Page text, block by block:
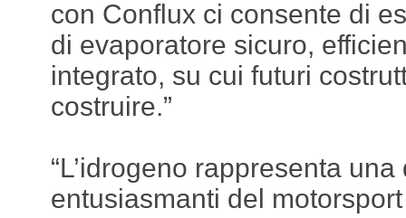
con Conflux ci consente di
di evaporatore sicuro,
integrato, su cui futuri
costruire.”
“L’idrogeno rappresenta
entusiasmanti del